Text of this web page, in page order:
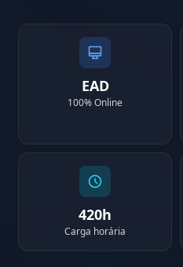
EAD
100% Online
420h
Carga horária